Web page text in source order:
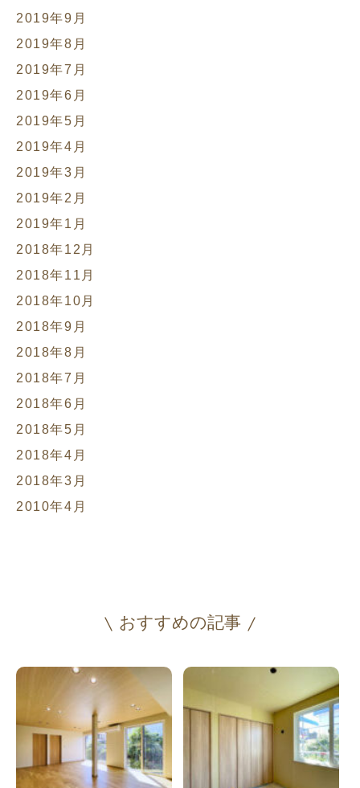
2019年9月
2019年8月
2019年7月
2019年6月
2019年5月
2019年4月
2019年3月
2019年2月
2019年1月
2018年12月
2018年11月
2018年10月
2018年9月
2018年8月
2018年7月
2018年6月
2018年5月
2018年4月
2018年3月
2010年4月
おすすめの記事